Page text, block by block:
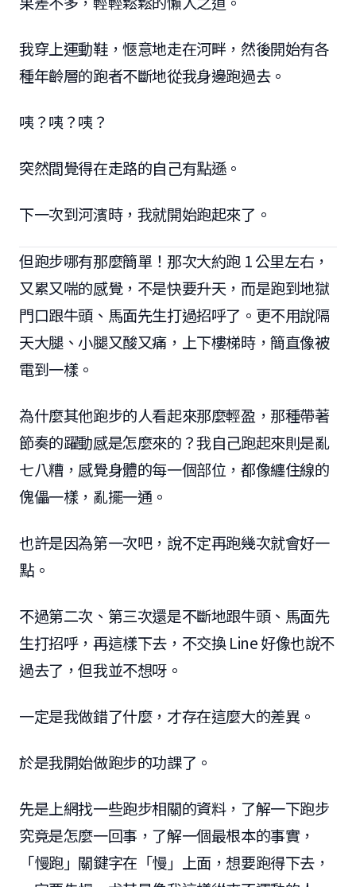
我穿上運動鞋，愜意地走在河畔，然後開始有各
種年齡層的跑者不斷地從我身邊跑過去。
咦？咦？咦？
突然間覺得在走路的自己有點遜。
下一次到河濱時，我就開始跑起來了。
但跑步哪有那麼簡單！那次大約跑 1 公里左右，
又累又喘的感覺，不是快要升天，而是跑到地獄
門口跟牛頭、馬面先生打過招呼了。更不用說隔
天大腿、小腿又酸又痛，上下樓梯時，簡直像被
電到一樣。
為什麼其他跑步的人看起來那麼輕盈，那種帶著
節奏的躍動感是怎麼來的？我自己跑起來則是亂
七八糟，感覺身體的每一個部位，都像纏住線的
傀儡一樣，亂擺一通。
也許是因為第一次吧，說不定再跑幾次就會好一
點。
不過第二次、第三次還是不斷地跟牛頭、馬面先
生打招呼，再這樣下去，不交換 Line 好像也說不
過去了，但我並不想呀。
一定是我做錯了什麼，才存在這麼大的差異。
於是我開始做跑步的功課了。
先是上網找一些跑步相關的資料，了解一下跑步
究竟是怎麼一回事，了解一個最根本的事實，
「慢跑」關鍵字在「慢」上面，想要跑得下去，